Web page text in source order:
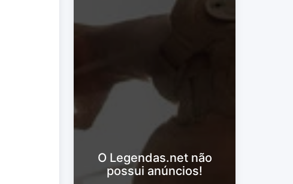
O Legendas.net não
possui anúncios!